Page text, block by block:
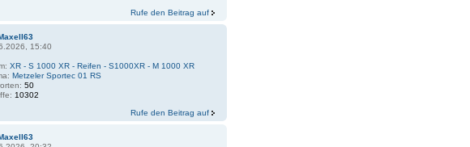
Rufe den Beitrag auf
15:40
XR - S 1000 XR - Reifen - S1000XR - M 1000 XR
Metzeler Sportec 01 RS
50
10302
Rufe den Beitrag auf